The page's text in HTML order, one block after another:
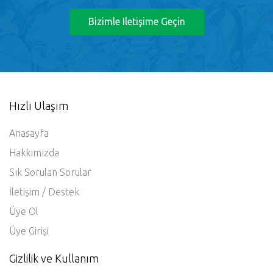
Bizimle Iletişime Geçin
Hızlı Ulaşım
Anasayfa
Hakkımızda
Sık Sorulan Sorular
İletişim / Destek
Üye Ol
Üye Girişi
Gizlilik ve Kullanım